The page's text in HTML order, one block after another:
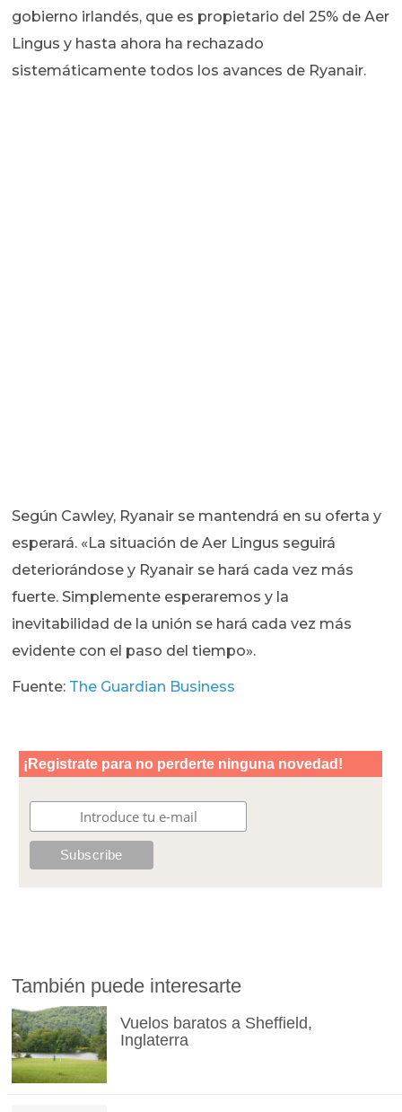
gobierno irlandés, que es propietario del 25% de Aer
Lingus y hasta ahora ha rechazado
sistemáticamente todos los avances de Ryanair.
Según Cawley, Ryanair se mantendrá en su oferta y
esperará. «La situación de Aer Lingus seguirá
deteriorándose y Ryanair se hará cada vez más
fuerte. Simplemente esperaremos y la
inevitabilidad de la unión se hará cada vez más
evidente con el paso del tiempo».
Fuente: The Guardian Business
También puede interesarte
Vuelos baratos a Sheffield,
Inglaterra